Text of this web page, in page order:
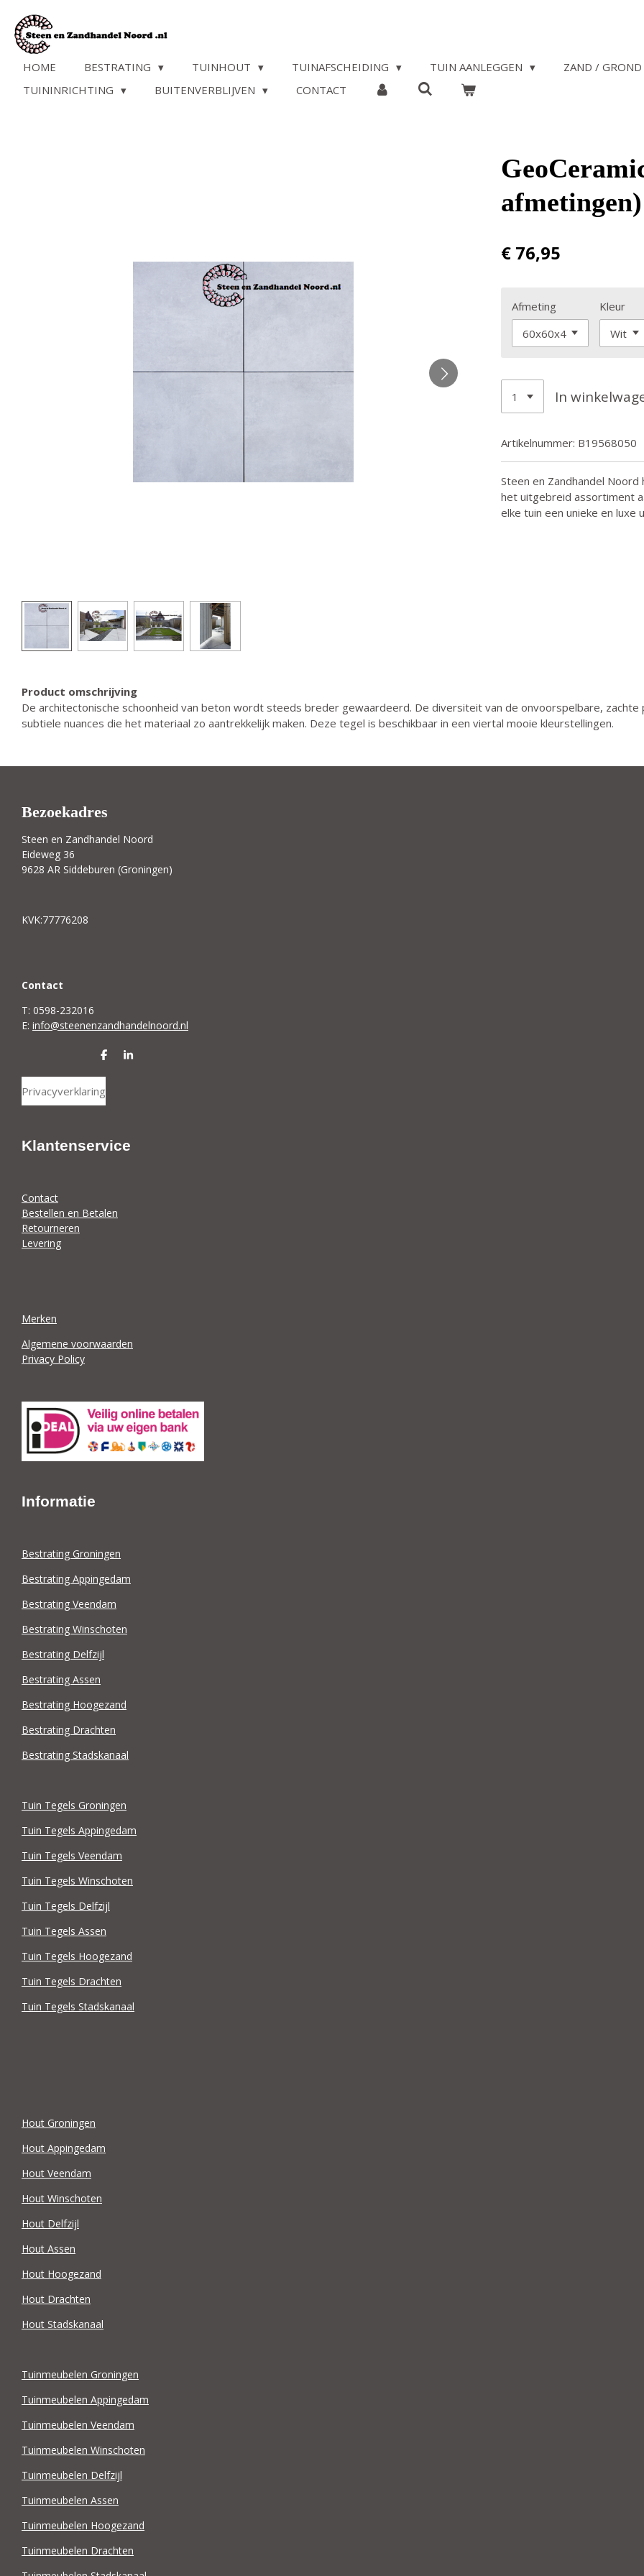
direct
naar
HOME BESTRATING TUINHOUT TUINAFSCHEIDING TUIN AANLEGGEN ZAND /
TUININRICHTING
BUITENVERBLIJVEN CONTACT
afmetingen)
€ 76,95
Afmeting Kleur
In
Artikelnummer: B19568050
Steen en Zandhandel
het uitgebreid assortiment
elke tuin een unieke en luxe
Product omschrijving
De architectonische schoonheid van beton wordt steeds breder gewaardeerd. De diversiteit van de onvoorspelbare,
subtiele nuances die het materiaal zo aantrekkelijk maken. Deze tegel is beschikbaar in een viertal mooie kleurstellingen.
Bezoekadres
Steen en Zandhandel Noord
Eideweg 36
9628 AR Siddeburen (Groningen)
KVK:77776208
Contact
T: 0598-232016
E: info@steenenzandhandelnoord.nl
D
l
e
n
S
Privacyverklaring
Klantenservice
Contact
Bestellen en Betalen
Retourneren
Levering
Merken
Algemene voorwaarden
Privacy Policy
Informatie
Bestrating Groningen
Bestrating Appingedam
Bestrating Veendam
Bestrating Winschoten
Bestrating Delfzijl
Bestrating Assen
Bestrating Hoogezand
Bestrating Drachten
Bestrating Stadskanaal
Tuin Tegels Groningen
Tuin Tegels Appingedam
Tuin Tegels Veendam
Tuin Tegels Winschoten
Tuin Tegels Delfzijl
Tuin Tegels Assen
Tuin Tegels Hoogezand
Tuin Tegels Drachten
Tuin Tegels Stadskanaal
Hout Groningen
Hout Appingedam
Hout Veendam
Hout Winschoten
Hout Delfzijl
Hout Assen
Hout Hoogezand
Hout Drachten
Hout Stadskanaal
Tuinmeubelen Groningen
Tuinmeubelen Appingedam
Tuinmeubelen Veendam
Tuinmeubelen Winschoten
Tuinmeubelen Delfzijl
Tuinmeubelen Assen
Tuinmeubelen Hoogezand
Tuinmeubelen Drachten